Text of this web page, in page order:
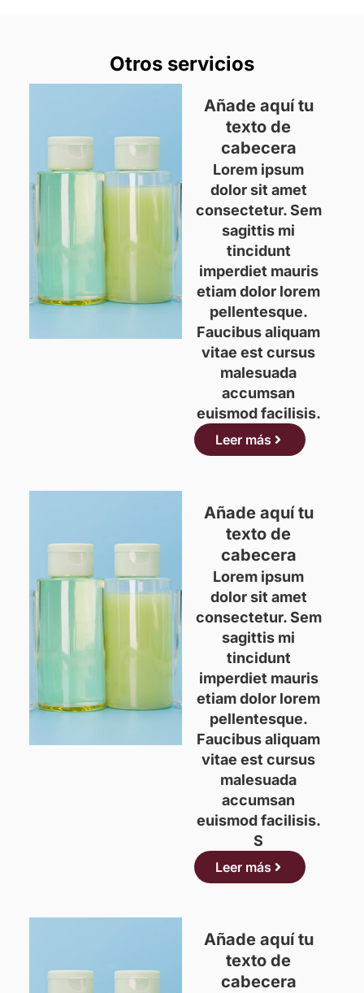
Otros servicios
Añade aquí tu
texto de
cabecera
Lorem ipsum
dolor sit amet
consectetur. Sem
sagittis mi
tincidunt
imperdiet mauris
etiam dolor lorem
pellentesque.
Faucibus aliquam
vitae est cursus
malesuada
accumsan
euismod facilisis.
Leer más
Añade aquí tu
texto de
cabecera
Lorem ipsum
dolor sit amet
consectetur. Sem
sagittis mi
tincidunt
imperdiet mauris
etiam dolor lorem
pellentesque.
Faucibus aliquam
vitae est cursus
malesuada
accumsan
euismod facilisis.
S
Leer más
Añade aquí tu
texto de
cabecera